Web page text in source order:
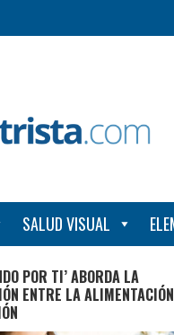
SALUD VISUAL
POR TI’ ABORDA LA
ENTRE LA